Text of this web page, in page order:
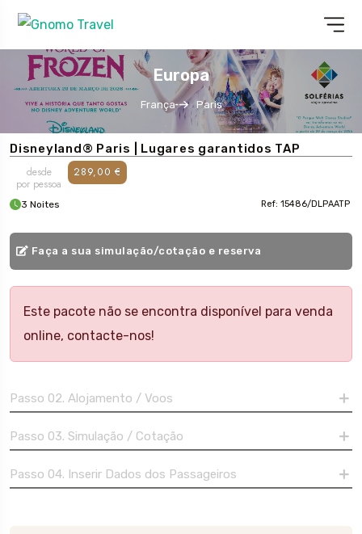
Europa
França Paris
Disneyland® Paris | Lugares garantidos TAP
desde
por pessoa
289,00 €
3 Noites Ref: 15486/DLPAATP
Faça a sua simulação/cotação e reserva
Este pacote não se encontra disponível para venda
online, contacte-nos!
Passo 02. Alojamento / Voos
Passo 03. Simulação / Cotação
Passo 04. Inserir Dados dos Passageiros